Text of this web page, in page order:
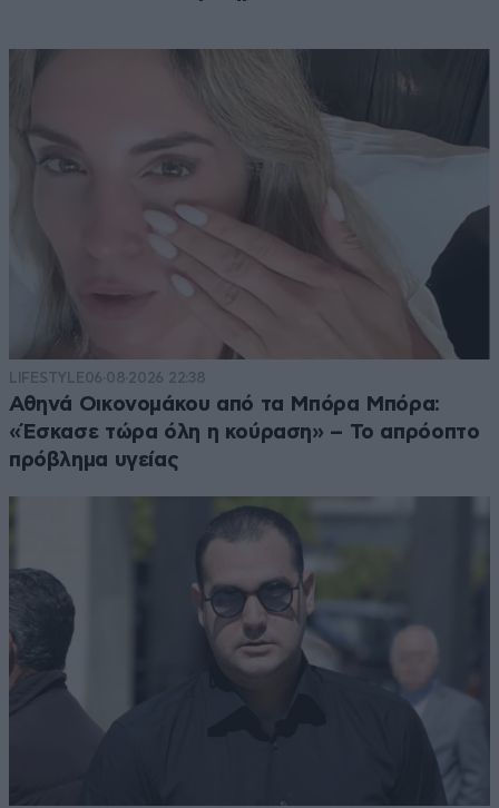
LIFESTYLE06·08·2026 22:38
Αθηνά Οικονομάκου από τα Μπόρα Μπόρα:
«Έσκασε τώρα όλη η κούραση» – Το απρόοπτο
πρόβλημα υγείας